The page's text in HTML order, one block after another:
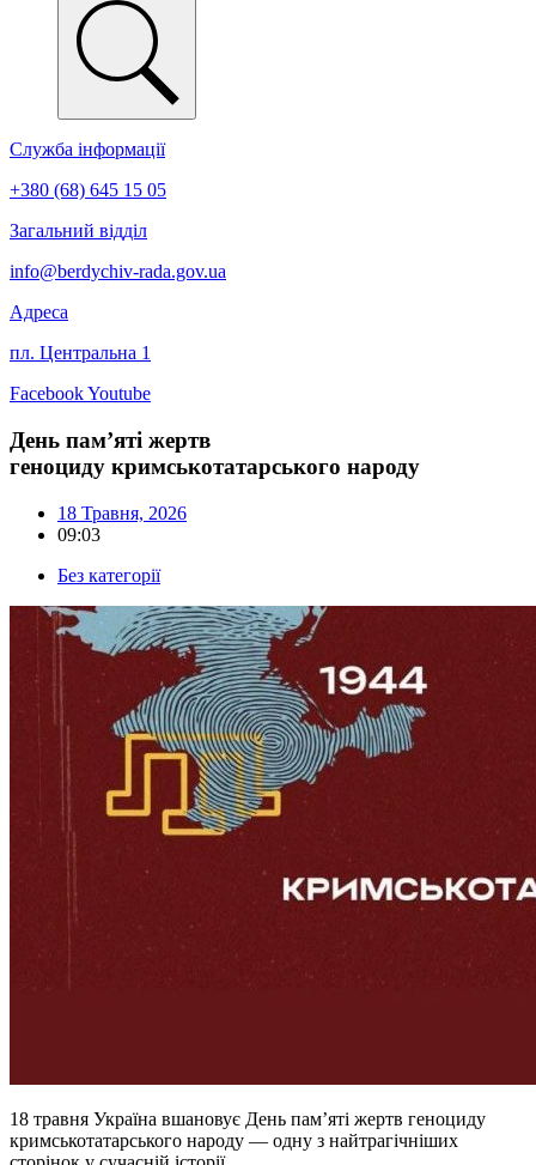
Служба інформації
+380 (68) 645 15 05
Загальний відділ
info@berdychiv-rada.gov.ua
Адреса
пл. Центральна 1
FacebookYoutube
День пам’яті жертв
геноциду кримськотатарського народу
18 Травня, 2026
09:03
Без категорії
18 травня Україна вшановує День пам’яті жертв геноциду
кримськотатарського народу — одну з найтрагічніших